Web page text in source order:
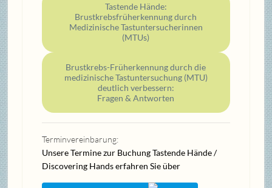
Tastende Hände:
Brustkrebsfrüherkennung durch
Medizinische Tastuntersucherinnen
(MTUs)
Brustkrebs-Früherkennung durch die
medizinische Tastuntersuchung (MTU)
deutlich verbessern:
Fragen & Antworten
Terminvereinbarung:
Unsere Termine zur Buchung Tastende Hände /
Discovering Hands erfahren Sie über